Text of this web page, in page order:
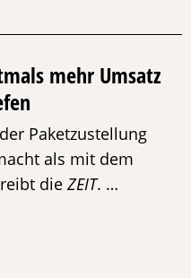
mehr Umsatz
Paketzustellung
als mit dem
die ZEIT. …